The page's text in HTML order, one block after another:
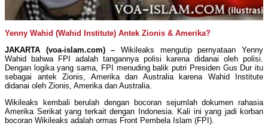
Yenny Wahid (Wahid Institute) Antek Zionis & Amerika?
JAKARTA (voa-islam.com) – Wikileaks mengutip pernyataan Yenny
Wahid bahwa FPI adalah tangannya polisi karena didanai oleh polisi.
Dengan logika yang sama, FPI menuding balik putri Presiden Gus Dur itu
sebagai antek Zionis, Amerika dan Australia karena Wahid Institute
didanai oleh Zionis, Amerika dan Australia.
Wikileaks kembali berulah dengan bocoran sejumlah dokumen rahasia
Amerika Serikat yang terkait dengan Indonesia. Kali ini yang jadi korban
bocoran Wikileaks adalah ormas Front Pembela Islam (FPI).